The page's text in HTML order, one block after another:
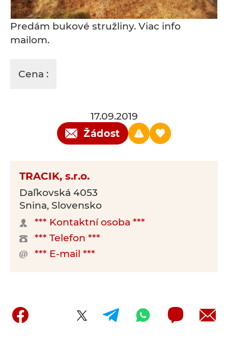
Predám bukové stružliny. Viac info
mailom.
Cena :
17.09.2019
Žádost
TRACIK, s.r.o.
Daľkovská 4053
Snina, Slovensko
*** Kontaktní osoba ***
*** Telefon ***
*** E-mail ***